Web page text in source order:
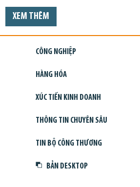
XEM THÊM
CÔNG NGHIỆP
HÀNG HÓA
XÚC TIẾN KINH DOANH
THÔNG TIN CHUYÊN SÂU
TIN BỘ CÔNG THƯƠNG
BẢN DESKTOP